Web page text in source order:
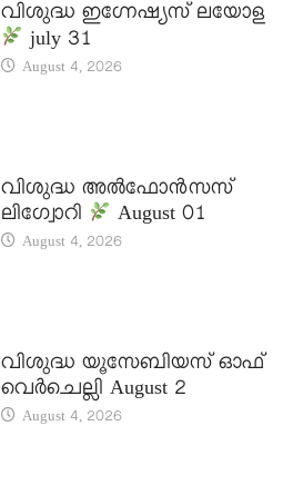
വിശുദ്ധ ഇഗ്നേഷ്യസ് ലയോള
july 31
August 4, 2026
വിശുദ്ധ അൽഫോൻസസ്
ലിഗ്വോറി
August 01
August 4, 2026
വിശുദ്ധ യൂസേബിയസ് ഓഫ്
വെർചെല്ലി August 2
August 4, 2026